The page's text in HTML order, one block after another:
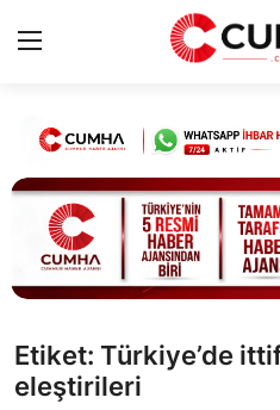
Kurumsal
Cumhurbaşkanlığı
Bakanlıklar
Siyasi Partiler
Etiket: Türkiye’de
eleştirileri